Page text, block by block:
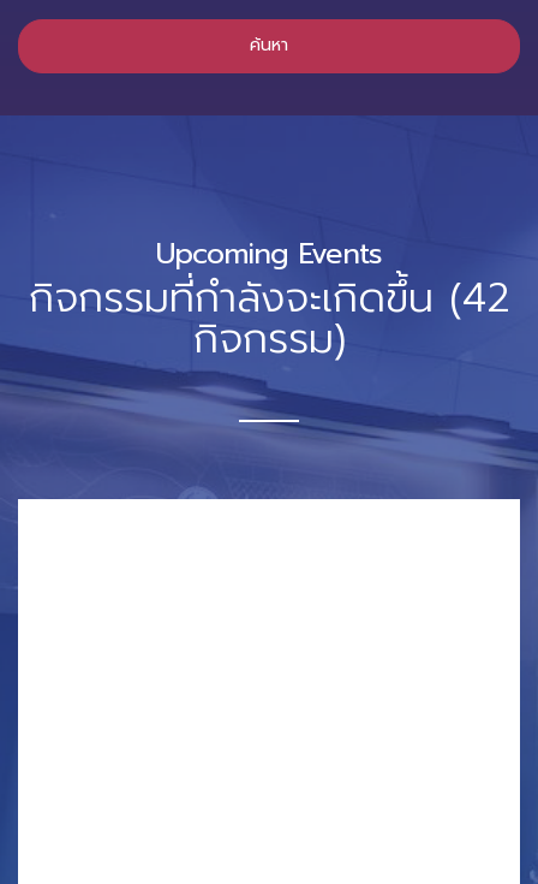
ค้นหา
Upcoming Events
กิจกรรมที่กำลังจะเกิดขึ้น (42
กิจกรรม)